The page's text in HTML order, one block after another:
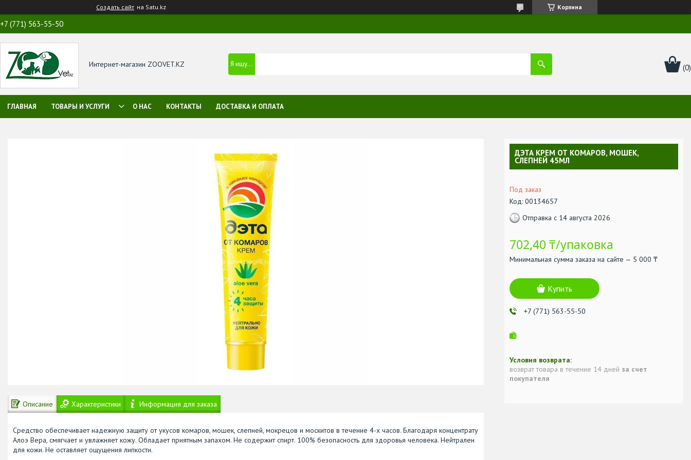
Создать сайт на Satu.kz Корзина
+7 (771) 563-55-50
Интернет-магазин ZOOVET.KZ
ГЛАВНАЯ ТОВАРЫ И УСЛУГИ О НАС КОНТАКТЫ ДОСТАВКА И ОПЛАТА
Описание Характеристики Информация для заказа
Средство обеспечивает надежную защиту от укусов комаров, мошек, слепней, мокрецов и москитов в течение 4-х часов. Благодаря концентрату
Алоэ Вера, смягчает и увлажняет кожу. Обладает приятным запахом. Не содержит спирт. 100% безопасность для здоровья человека. Нейтрален
для кожи. Не оставляет ощущения липкости.
ДЭТА КРЕМ ОТ КОМАРОВ, МОШЕК,
СЛЕПНЕЙ 45МЛ
Под заказ
Код: 00134657
Отправка с 14 августа 2026
702,40 ₸/упаковка
Минимальная сумма заказа на сайте — 5 000 ₸
Купить
+7 (771) 563-55-50
возврат товара в течение 14 дней за счет
покупателя